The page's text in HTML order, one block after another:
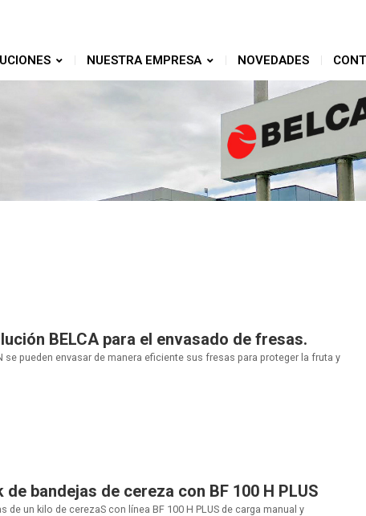
NUESTRA EMPRESA NOVEDADES
BELCA para el envasado de fresas.
se pueden envasar de manera eficiente sus fresas para proteger la fruta y
bandejas de cereza con BF 100 H PLUS
de un kilo de cerezaS con línea BF 100 H PLUS de carga manual y